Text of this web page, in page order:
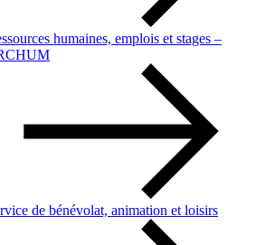
humaines, emplois et stages –
de bénévolat, animation et loisirs